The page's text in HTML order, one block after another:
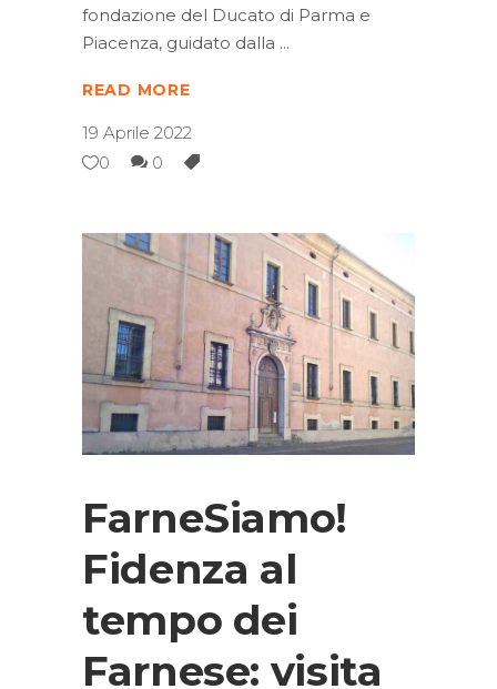
fondazione del Ducato di Parma e
Piacenza, guidato dalla
READ MORE
19 Aprile 2022
0
0
FarneSiamo!
Fidenza al
tempo dei
Farnese: visita